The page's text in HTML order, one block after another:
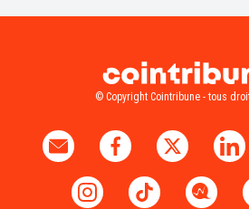
© Copyright Cointribune - tous